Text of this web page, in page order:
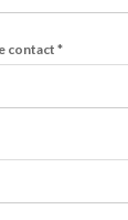
contact *